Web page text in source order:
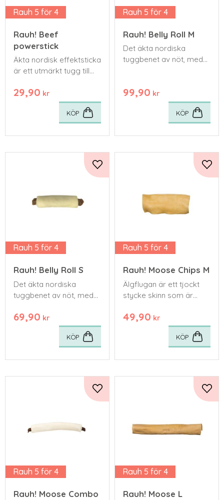
Rauh 5 för 4
Rauh! Beef
powerstick
Äkta nordisk effektsticka
är ett utmärkt tugg till
hundar av mindre
29,90 kr
KÖP
Rauh 5 för 4
Rauh! Belly Roll M
Det äkta nordiska
tuggbenet av nöt, med
99,90 kr
KÖP
Rauh 5 för 4
Rauh! Belly Roll S
Det äkta nordiska
tuggbenet av nöt, med
nötmage!
69,90 kr
Lägg till i favoriter
KÖP
Rauh 5 för 4
Rauh! Moose Chips M
Älgflugan är ett tjockt
stycke skinn som är
hundar.
49,90 kr
KÖP
Rauh 5 för 4
Rauh! Moose Combo
Lägg till i favoriter
Rauh 5 för 4
Rauh! Moose L